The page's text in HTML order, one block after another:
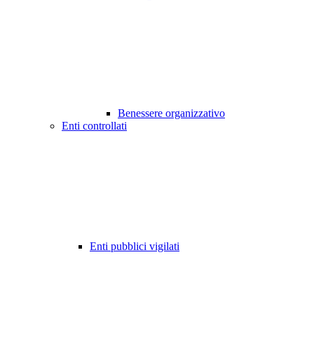
Benessere organizzativo
Enti controllati
Enti pubblici vigilati